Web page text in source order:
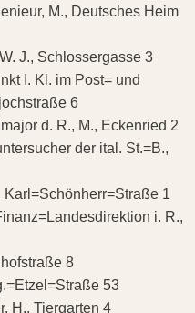
M., Deutsches Heim
J., Schlossergasse 3
I. Kl. im Post= und
6
d. R., M., Eckenried 2
der ital. St.=B.,
1
i. R.,
8
53
H., Tiergarten 4